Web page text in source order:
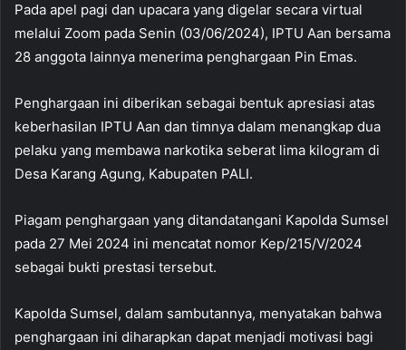
Pada apel pagi dan upacara yang digelar secara virtual
melalui Zoom pada Senin (03/06/2024), IPTU Aan bersama
28 anggota lainnya menerima penghargaan Pin Emas.
Penghargaan ini diberikan sebagai bentuk apresiasi atas
keberhasilan IPTU Aan dan timnya dalam menangkap dua
pelaku yang membawa narkotika seberat lima kilogram di
Desa Karang Agung, Kabupaten PALI.
Piagam penghargaan yang ditandatangani Kapolda Sumsel
pada 27 Mei 2024 ini mencatat nomor Kep/215/V/2024
sebagai bukti prestasi tersebut.
Kapolda Sumsel, dalam sambutannya, menyatakan bahwa
penghargaan ini diharapkan dapat menjadi motivasi bagi